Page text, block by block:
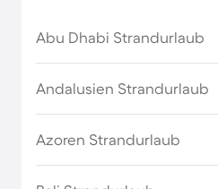
Abu Dhabi Strandurlaub
Andalusien Strandurlaub
Azoren Strandurlaub